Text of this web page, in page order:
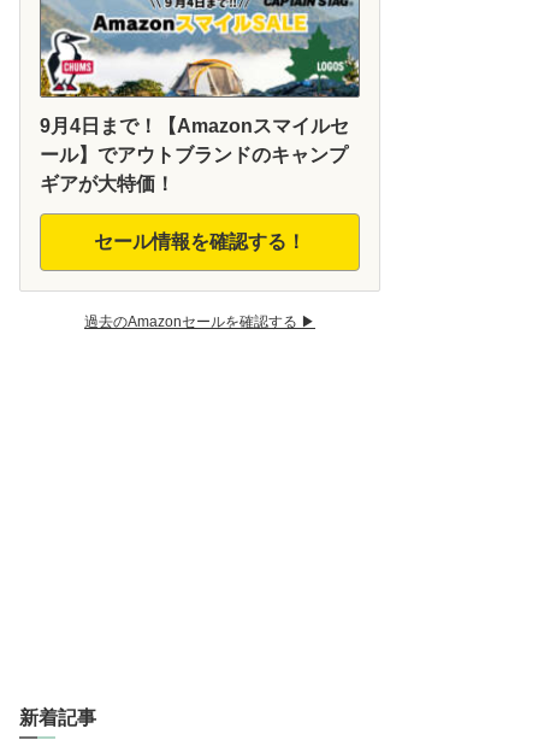
9月4日まで！【Amazonスマイルセ
ール】でアウトブランドのキャンプ
ギアが大特価！
セール情報を確認する！
過去のAmazonセールを確認する ▶︎
新着記事